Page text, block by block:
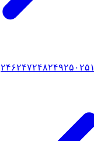
۲۴۶۲۴۷۲۴۸۲۴۹۲۵۰۲۵۱